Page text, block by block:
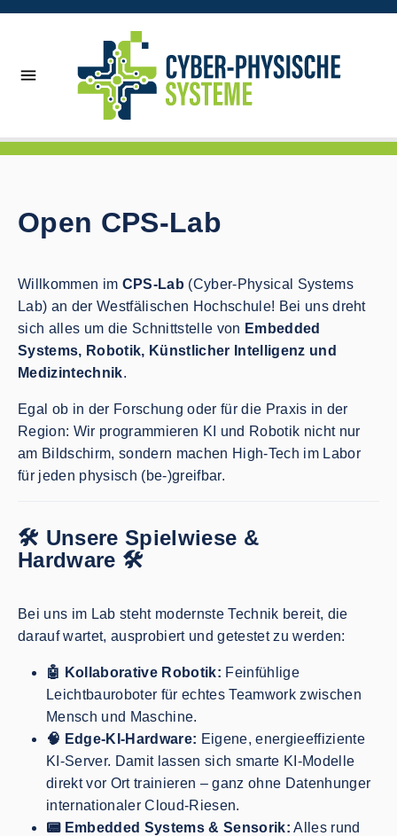
Open CPS-Lab
Willkommen im CPS-Lab (Cyber-Physical Systems
Lab) an der Westfälischen Hochschule! Bei uns dreht
sich alles um die Schnittstelle von Embedded
Systems, Robotik, Künstlicher Intelligenz und
Medizintechnik.
Egal ob in der Forschung oder für die Praxis in der
Region: Wir programmieren KI und Robotik nicht nur
am Bildschirm, sondern machen High-Tech im Labor
für jeden physisch (be-)greifbar.
🛠️ Unsere Spielwiese &
Hardware 🛠️
Bei uns im Lab steht modernste Technik bereit, die
darauf wartet, ausprobiert und getestet zu werden:
🤖 Kollaborative Robotik: Feinfühlige
Leichtbauroboter für echtes Teamwork zwischen
Mensch und Maschine.
🧠 Edge-KI-Hardware: Eigene, energieeffiziente
KI-Server. Damit lassen sich smarte KI-Modelle
direkt vor Ort trainieren – ganz ohne Datenhunger
internationaler Cloud-Riesen.
📟 Embedded Systems & Sensorik: Alles rund